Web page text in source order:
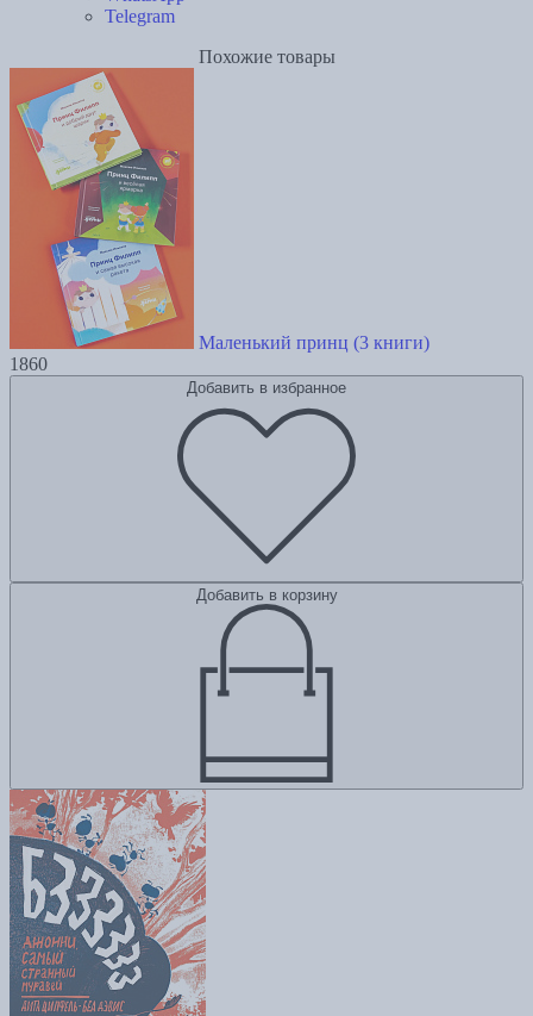
Telegram
Похожие товары
Маленький принц (3 книги)
1860
Добавить в избранное
Добавить в корзину